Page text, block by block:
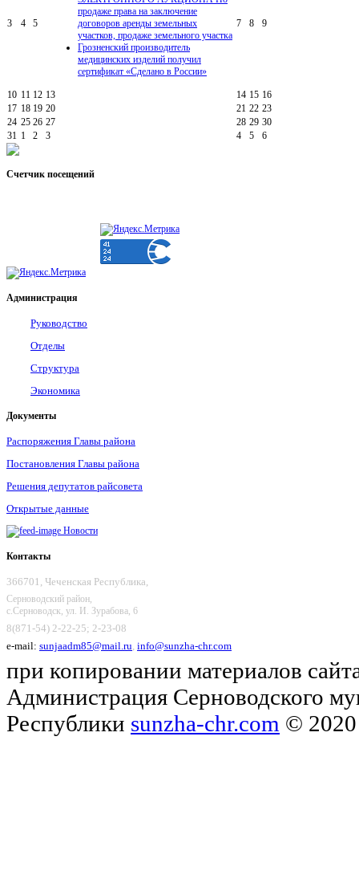
3 4 5
продаже права на заключение
договоров аренды земельных
участков, продаже земельного участка
Грозненский производитель
медицинских изделий получил
сертификат «Сделано в России»
7 8 9
10 11 12 13 14 15 16
17 18 19 20 21 22 23
24 25 26 27 28 29 30
31 1 2 3 4 5 6
Счетчик посещений
Администрация
Руководство
Отделы
Структура
Экономика
Документы
Распоряжения Главы района
Постановления Главы района
Решения депутатов райсовета
Открытые данные
Новости
Контакты
366701, Чеченская Республика,
Серноводский район,
с.Серноводск, ул. И. Зурабова, 6
8(871-54) 2-22-25; 2-23-08
e-mail: sunjaadm85@mail.ru, info@sunzha-chr.com
при копировании материалов
Администрация Серноводского
Республики sunzha-chr.com © 2020